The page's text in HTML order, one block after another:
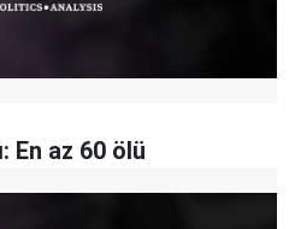
En az 60 ölü